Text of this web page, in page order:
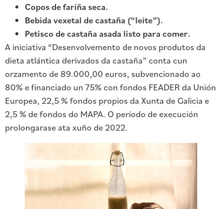
Copos de fariña seca.
Bebida vexetal de castaña (“leite”).
Petisco de castaña asada listo para comer.
A iniciativa “Desenvolvemento de novos produtos da
dieta atlántica derivados da castaña” conta cun
orzamento de 89.000,00 euros, subvencionado ao
80% e financiado un 75% con fondos FEADER da Unión
Europea, 22,5 % fondos propios da Xunta de Galicia e
2,5 % de fondos do MAPA. O período de execución
prolongarase ata xuño de 2022.